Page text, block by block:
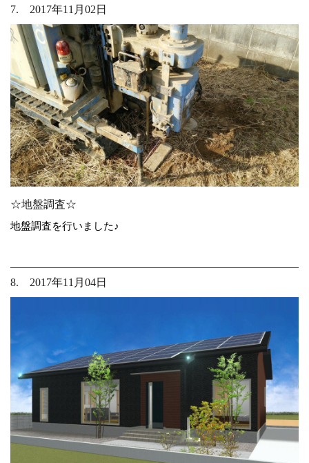
7. 2017年11月02日
☆地盤調査☆
地盤調査を行いました♪
8. 2017年11月04日